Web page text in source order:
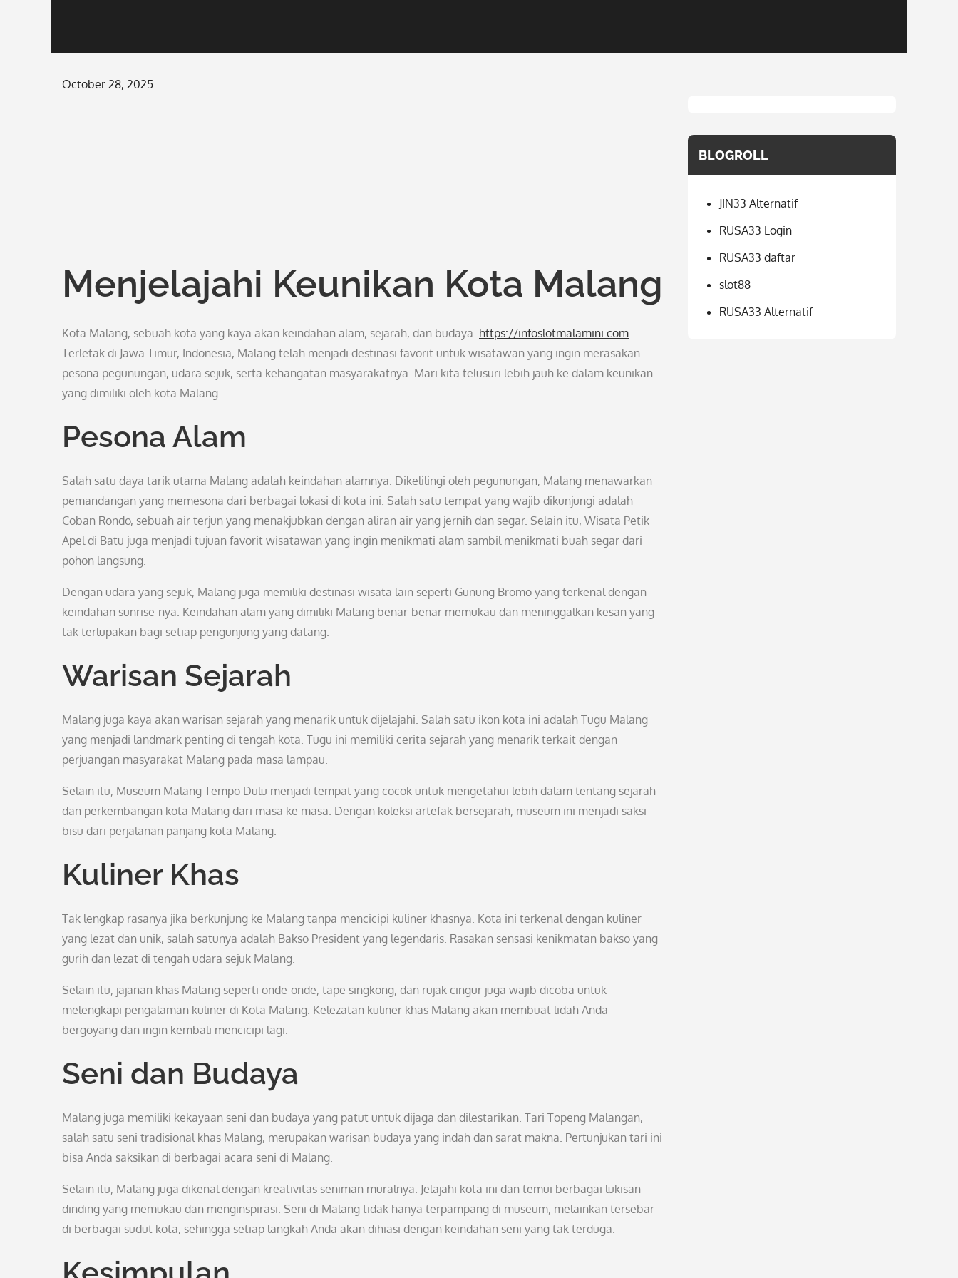
Posted
October 28, 2025
Menjelajahi Keunikan Kota Malang
Kota Malang, sebuah kota yang kaya akan keindahan alam, sejarah, dan budaya. https://infoslotmalamini.com
Terletak di Jawa Timur, Indonesia, Malang telah menjadi destinasi favorit untuk wisatawan yang ingin merasakan
pesona pegunungan, udara sejuk, serta kehangatan masyarakatnya. Mari kita telusuri lebih jauh ke dalam keunikan
yang dimiliki oleh kota Malang.
Pesona Alam
Salah satu daya tarik utama Malang adalah keindahan alamnya. Dikelilingi oleh pegunungan, Malang menawarkan
pemandangan yang memesona dari berbagai lokasi di kota ini. Salah satu tempat yang wajib dikunjungi adalah
Coban Rondo, sebuah air terjun yang menakjubkan dengan aliran air yang jernih dan segar. Selain itu, Wisata Petik
Apel di Batu juga menjadi tujuan favorit wisatawan yang ingin menikmati alam sambil menikmati buah segar dari
pohon langsung.
Dengan udara yang sejuk, Malang juga memiliki destinasi wisata lain seperti Gunung Bromo yang terkenal dengan
keindahan sunrise-nya. Keindahan alam yang dimiliki Malang benar-benar memukau dan meninggalkan kesan yang
tak terlupakan bagi setiap pengunjung yang datang.
Warisan Sejarah
Malang juga kaya akan warisan sejarah yang menarik untuk dijelajahi. Salah satu ikon kota ini adalah Tugu Malang
yang menjadi landmark penting di tengah kota. Tugu ini memiliki cerita sejarah yang menarik terkait dengan
perjuangan masyarakat Malang pada masa lampau.
Selain itu, Museum Malang Tempo Dulu menjadi tempat yang cocok untuk mengetahui lebih dalam tentang sejarah
dan perkembangan kota Malang dari masa ke masa. Dengan koleksi artefak bersejarah, museum ini menjadi saksi
bisu dari perjalanan panjang kota Malang.
Kuliner Khas
Tak lengkap rasanya jika berkunjung ke Malang tanpa mencicipi kuliner khasnya. Kota ini terkenal dengan kuliner
yang lezat dan unik, salah satunya adalah Bakso President yang legendaris. Rasakan sensasi kenikmatan bakso yang
gurih dan lezat di tengah udara sejuk Malang.
Selain itu, jajanan khas Malang seperti onde-onde, tape singkong, dan rujak cingur juga wajib dicoba untuk
melengkapi pengalaman kuliner di Kota Malang. Kelezatan kuliner khas Malang akan membuat lidah Anda
bergoyang dan ingin kembali mencicipi lagi.
Seni dan Budaya
Malang juga memiliki kekayaan seni dan budaya yang patut untuk dijaga dan dilestarikan. Tari Topeng Malangan,
salah satu seni tradisional khas Malang, merupakan warisan budaya yang indah dan sarat makna. Pertunjukan tari ini
bisa Anda saksikan di berbagai acara seni di Malang.
Selain itu, Malang juga dikenal dengan kreativitas seniman muralnya. Jelajahi kota ini dan temui berbagai lukisan
dinding yang memukau dan menginspirasi. Seni di Malang tidak hanya terpampang di museum, melainkan tersebar
di berbagai sudut kota, sehingga setiap langkah Anda akan dihiasi dengan keindahan seni yang tak terduga.
BLOGROLL
JIN33 Alternatif
RUSA33 Login
RUSA33 daftar
slot88
RUSA33 Alternatif